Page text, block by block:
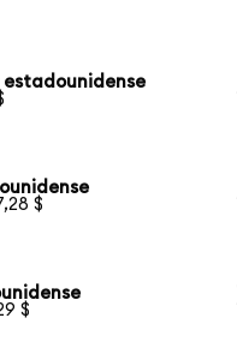
estadounidense
$
$